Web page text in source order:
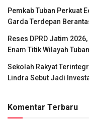
Pemkab Tuban Perkuat
Garda Terdepan
Reses DPRD Jatim
Enam Titik Wilayah Tuban
Sekolah Rakyat
Lindra Sebut Jadi
Komentar Terbaru